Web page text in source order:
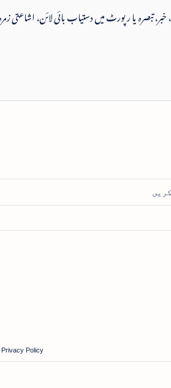
خبر، تبصرہ یا رپورٹ میں دستیاب بائی لائن، اشاعتی
Privacy Policy